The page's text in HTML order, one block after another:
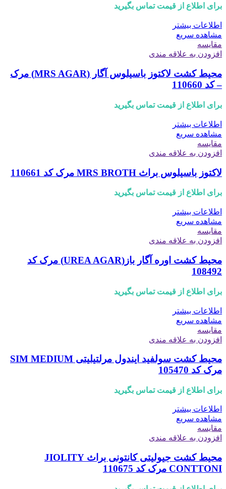
برای اطلاع از قیمت تماس بگیرید
اطلاعات بیشتر
مشاهده سریع
مقایسه
افزودن به علاقه مندی
محیط کشت لاکتوز باسیلوس آگار (MRS AGAR) مرک
– کد 110660
برای اطلاع از قیمت تماس بگیرید
اطلاعات بیشتر
مشاهده سریع
مقایسه
افزودن به علاقه مندی
لاکتوز باسیلوس براث MRS BROTH مرک کد 110661
برای اطلاع از قیمت تماس بگیرید
اطلاعات بیشتر
مشاهده سریع
مقایسه
افزودن به علاقه مندی
محیط کشت اوره آگار باز(UREA AGAR) مرک کد
108492
برای اطلاع از قیمت تماس بگیرید
اطلاعات بیشتر
مشاهده سریع
مقایسه
افزودن به علاقه مندی
محیط کشت سولفید ایندول مرلتیلیتی SIM MEDIUM
مرک کد 105470
برای اطلاع از قیمت تماس بگیرید
اطلاعات بیشتر
مشاهده سریع
مقایسه
افزودن به علاقه مندی
محیط کشت جیولیتی کانتونی براث JIOLITY
CONTTONI مرک کد 110675